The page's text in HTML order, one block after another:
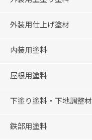
外装用仕上げ塗材
内装用塗料
屋根用塗料
下塗り塗料・下地調整材
鉄部用塗料